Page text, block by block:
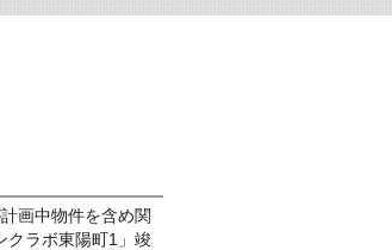
画中物件を含め関
クラボ東陽町1」竣